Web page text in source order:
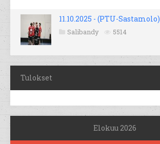
11.10.2025 - (PTU-Sastamolo)
Salibandy 5514
Tulokset
Elokuu 2026